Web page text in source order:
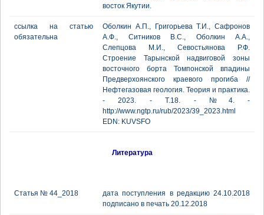
восток Якутии.
ссылка на статью
обязательна
Оболкин А.П., Григорьева Т.И., Сафронов
А.Ф., Ситников В.С., Оболкин А.А.,
Слепцова М.И., Севостьянова Р.Ф.
Строение Тарынской надвиговой зоны
восточного борта Томпонской впадины
Предверхоянского краевого прогиба //
Нефтегазовая геология. Теория и практика.
- 2023. - Т.18. - №4. -
http://www.ngtp.ru/rub/2023/39_2023.html
EDN: KUVSFO
Литература
Статья № 44_2018
дата поступления в редакцию 24.10.2018
подписано в печать 20.12.2018